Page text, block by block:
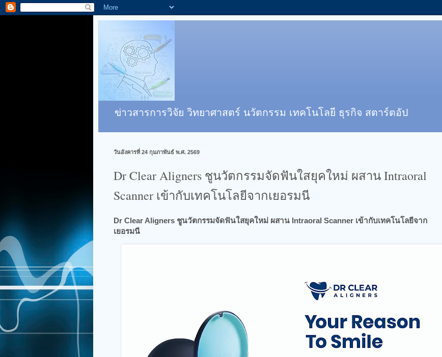
ข่าวสารการวิจัย วิทยาศาสตร์ นวัตกรรม เทคโนโลยี ธุรกิจ สตาร์ตอัป
วันอังคารที่ 24 กุมภาพันธ์ พ.ศ. 2569
Dr Clear Aligners ชูนวัตกรรมจัดฟันใสยุคใหม่ ผสาน Intraoral
Scanner เข้ากับเทคโนโลยีจากเยอรมนี
Dr Clear Aligners ชูนวัตกรรมจัดฟันใสยุคใหม่ ผสาน Intraoral Scanner เข้ากับเทคโนโลยีจาก
เยอรมนี